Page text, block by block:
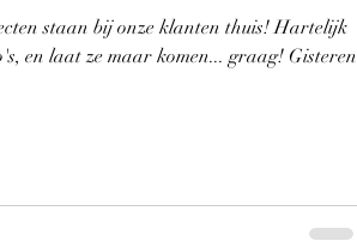
staan bij onze klanten thuis! Hartelijk
en laat ze maar komen... graag! Gisteren